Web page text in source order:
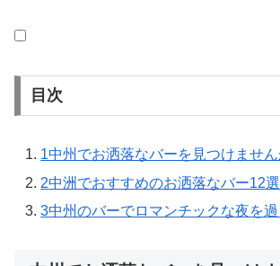
目次
1中州でお洒落なバーを見つけません
2中洲でおすすめのお洒落なバー12選
3中州のバーでロマンチックな夜を過